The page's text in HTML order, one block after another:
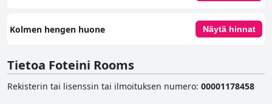
Kolmen hengen huone Näytä hinnat
Tietoa Foteini Rooms
Rekisterin tai lisenssin tai ilmoituksen numero: 00001178458